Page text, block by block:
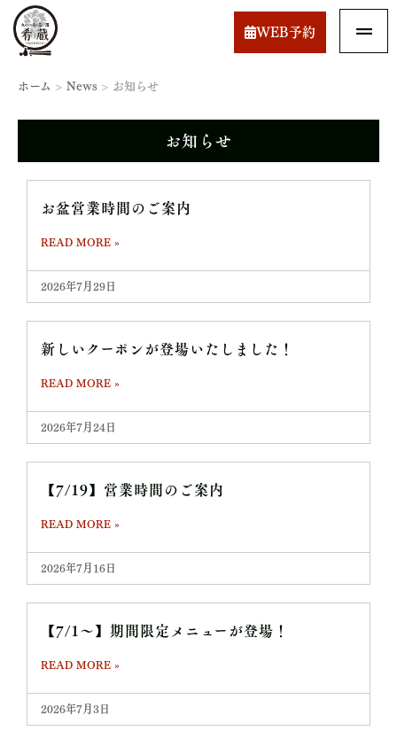
WEB予約
ホーム > News > お知らせ
お知らせ
お盆営業時間のご案内
READ MORE »
2026年7月29日
新しいクーポンが登場いたしました！
READ MORE »
2026年7月24日
【7/19】営業時間のご案内
READ MORE »
2026年7月16日
【7/1～】期間限定メニューが登場！
READ MORE »
2026年7月3日